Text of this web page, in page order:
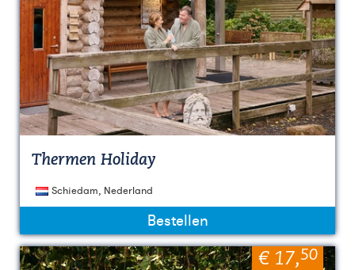
Thermen Holiday
Schiedam, Nederland
Bestellen
€ 17,50